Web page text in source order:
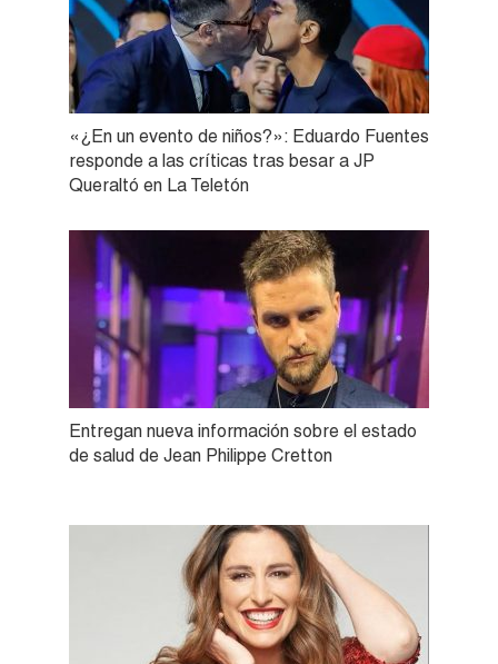
«¿En un evento de niños?»: Eduardo Fuentes
responde a las críticas tras besar a JP
Queraltó en La Teletón
Entregan nueva información sobre el estado
de salud de Jean Philippe Cretton